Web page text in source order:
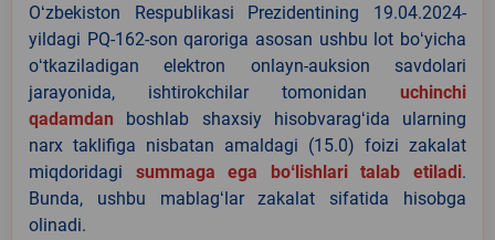
Oʻzbekiston Respublikasi Prezidentining 19.04.2024-
yildagi PQ-162-son qaroriga asosan ushbu lot boʻyicha
oʻtkaziladigan elektron onlayn-auksion savdolari
jarayonida, ishtirokchilar tomonidan uchinchi
qadamdan boshlab shaxsiy hisobvaragʻida ularning
narx taklifiga nisbatan amaldagi (15.0) foizi zakalat
miqdoridagi summaga ega boʻlishlari talab etiladi.
Bunda, ushbu mablagʻlar zakalat sifatida hisobga
olinadi.